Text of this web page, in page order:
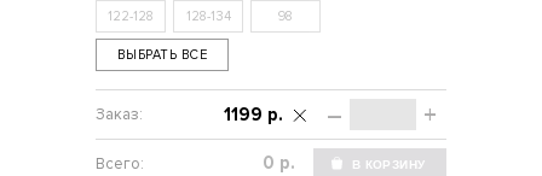
122-128 128-134 98
ВЫБРАТЬ ВСЕ
– +
1199 р.
р.